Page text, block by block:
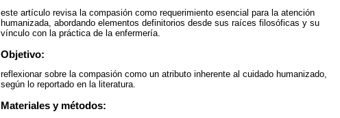
este artículo revisa la compasión como requerimiento esencial para la atención
humanizada, abordando elementos definitorios desde sus raíces filosóficas y su
vínculo con la práctica de la enfermería.
Objetivo:
reflexionar sobre la compasión como un atributo inherente al cuidado humanizado,
según lo reportado en la literatura.
Materiales y métodos: